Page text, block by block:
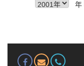
年